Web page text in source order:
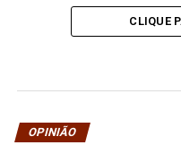
CLIQUE
OPINIÃO